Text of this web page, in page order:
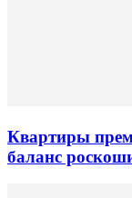
Квартиры
баланс